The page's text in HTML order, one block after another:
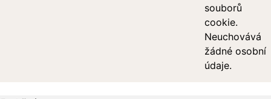
souborů
cookie.
Neuchovává
žádné osobní
údaje.